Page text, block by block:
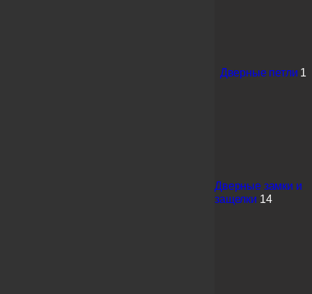
Дверные петли 1
Дверные замки и
защелки 14